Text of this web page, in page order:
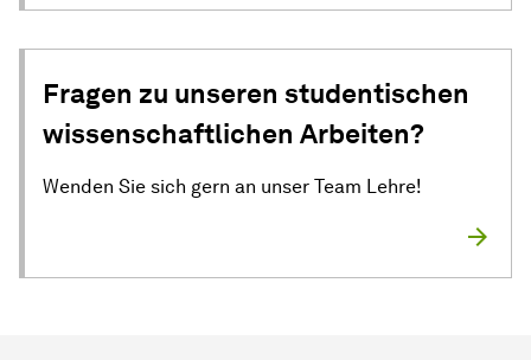
Fragen zu unseren studentischen
wissenschaftlichen Arbeiten?
Wenden Sie sich gern an unser Team Lehre!